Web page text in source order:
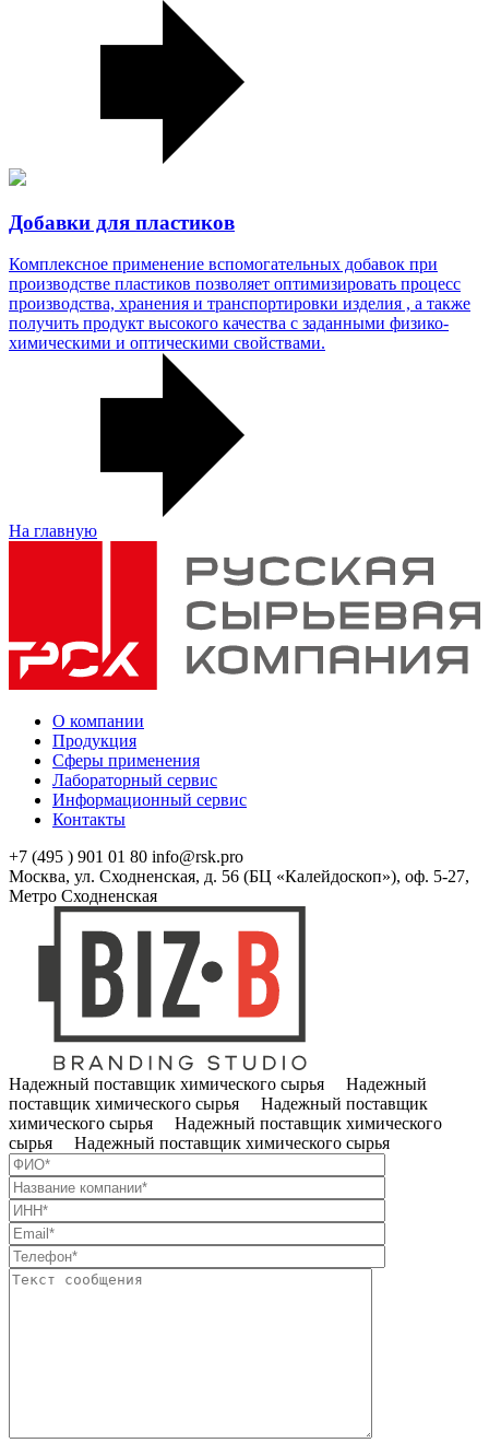
Добавки для пластиков
Комплексное применение вспомогательных добавок при
производстве пластиков позволяет оптимизировать процесс
производства, хранения и транспортировки изделия , а также
получить продукт высокого качества с заданными физико-
химическими и оптическими свойствами.
На главную
О компании
Продукция
Сферы применения
Лабораторный сервис
Информационный сервис
Контакты
+7 (495 ) 901 01 80 info@rsk.pro
Москва, ул. Сходненская, д. 56 (БЦ «Калейдоскоп»), оф. 5-27,
Метро Сходненская
Надежный поставщик химического сырья Надежный
поставщик химического сырья Надежный поставщик
химического сырья Надежный поставщик химического
сырья Надежный поставщик химического сырья